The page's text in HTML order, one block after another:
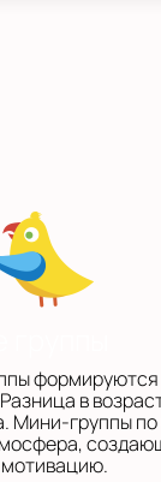
в
Мини-группы по